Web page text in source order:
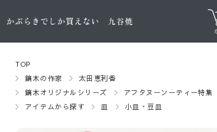
TOP
鏑木の作家
太田恵利香
鏑木オリジナルシリーズ
アフタヌーンーティー特集
アイテムから探す
皿 小皿・豆皿